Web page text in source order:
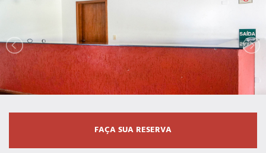
FAÇA SUA RESERVA